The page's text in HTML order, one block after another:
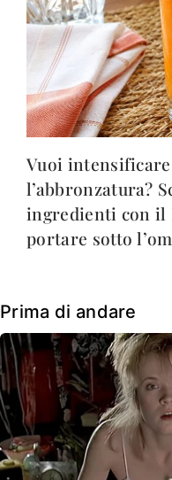
Vuoi
l’abbronzatura?
ingredienti con il
portare sotto
Prima di andare